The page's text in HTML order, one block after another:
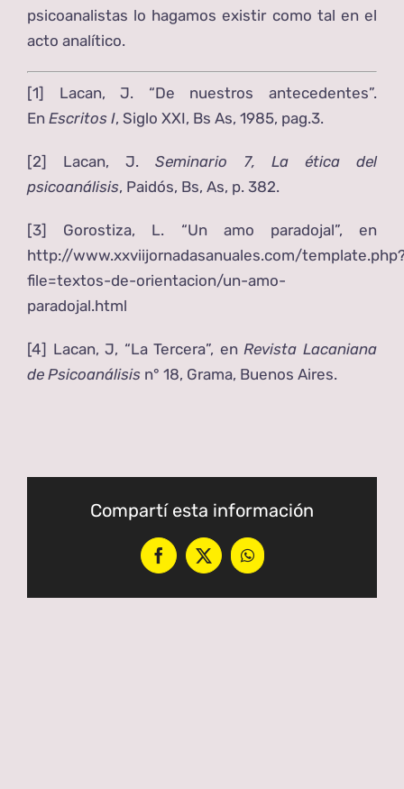
psicoanalistas lo hagamos existir como tal en el
acto analítico.
[1]
Lacan, J. “De nuestros antecedentes”.
En Escritos I, Siglo XXI, Bs As, 1985, pag.3.
[2] Lacan, J. Seminario 7, La ética del
psicoanálisis, Paidós, Bs, As, p. 382.
[3]
Gorostiza, L. “Un amo paradojal”, en
http://www.xxviijornadasanuales.com/
file=textos-de-orientacion/un-amo-
paradojal.html
[4] Lacan, J, “La Tercera”, enRevista Lacaniana
de Psicoanálisisn° 18, Grama, Buenos Aires.
Compartí esta información
Facebook
X WhatsApp